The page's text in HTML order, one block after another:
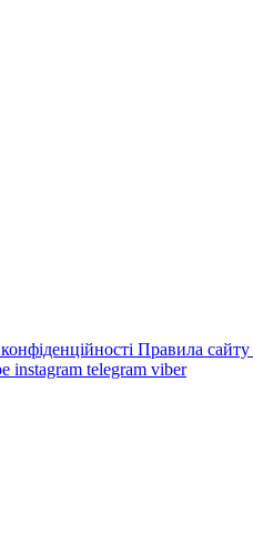
Правила сайту
instagram telegram viber